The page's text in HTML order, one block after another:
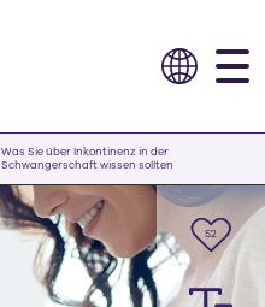
Was Sie über Inkontinenz in der
Schwangerschaft wissen sollten
52